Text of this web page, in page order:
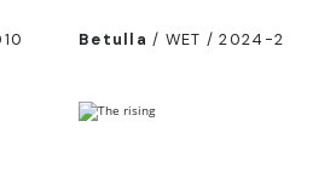
Betulla / WET / 2024-2